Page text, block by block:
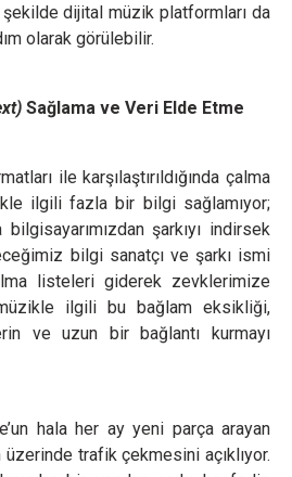
şekilde dijital müzik platformları da
olarak görülebilir.
Sağlama ve Veri Elde Etme
ile karşılaştırıldığında çalma
ilgili fazla bir bilgi sağlamıyor;
şarkıyı indirsek
bilgi sanatçı ve şarkı ismi
listeleri giderek zevklerimize
ilgili bu bağlam eksikliği,
ve uzun bir bağlantı kurmayı
hala her ay yeni parça arayan
üzerinde trafik çekmesini açıklıyor.